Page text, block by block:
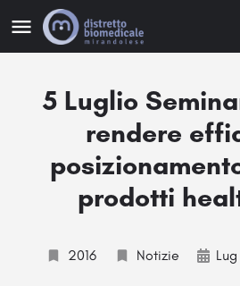
5 Luglio
rendere
prodotti
2016 Notizie Lug